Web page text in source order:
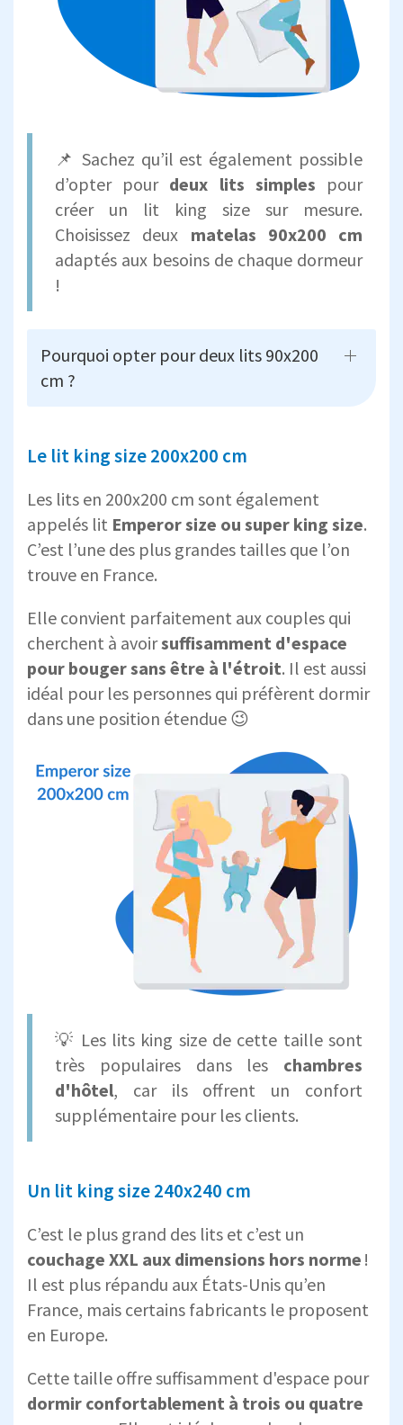
📌 Sachez qu’il est également possible
d’opter pour deux lits simples pour
créer un lit king size sur mesure.
Choisissez deux matelas 90x200 cm
adaptés aux besoins de chaque dormeur
!
Pourquoi opter pour deux lits 90x200
cm ?
Le lit king size 200x200 cm
Les lits en 200x200 cm sont également
appelés lit Emperor size ou super king size.
C’est l’une des plus grandes tailles que l’on
trouve en France.
Elle convient parfaitement aux couples qui
cherchent à avoirsuffisamment d'espace
pour bouger sans être à l'étroit. Il est aussi
idéal pour les personnes qui préfèrent dormir
dans une position étendue 😉
💡 Les lits king size de cette taille sont
très populaires dans les chambres
d'hôtel, car ils offrent un confort
supplémentaire pour les clients.
Un lit king size 240x240 cm
C’est le plus grand des lits et c’est un
couchage XXL aux dimensions hors norme !
Il est plus répandu aux États-Unis qu’en
France, mais certains fabricants le proposent
en Europe.
Cette taille offre suffisamment d'espace pour
dormir confortablement à trois ou quatre